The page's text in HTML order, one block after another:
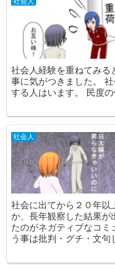
社会人経験を重ねてみる
事に気がつきました。
する人はいます。 民度
社会人
社会に出てから２０年以
か、長年観察した結果が
たのがネガティブなコ
う事は批判・グチ・文句